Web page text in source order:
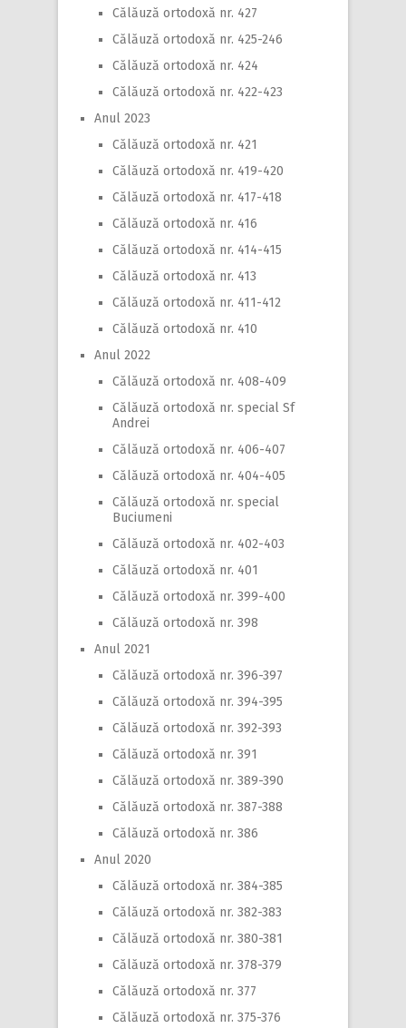
Călăuză ortodoxă nr. 427
Călăuză ortodoxă nr. 425-246
Călăuză ortodoxă nr. 424
Călăuză ortodoxă nr. 422-423
Anul 2023
Călăuză ortodoxă nr. 421
Călăuză ortodoxă nr. 419-420
Călăuză ortodoxă nr. 417-418
Călăuză ortodoxă nr. 416
Călăuză ortodoxă nr. 414-415
Călăuză ortodoxă nr. 413
Călăuză ortodoxă nr. 411-412
Călăuză ortodoxă nr. 410
Anul 2022
Călăuză ortodoxă nr. 408-409
Călăuză ortodoxă nr. special Sf
Andrei
Călăuză ortodoxă nr. 406-407
Călăuză ortodoxă nr. 404-405
Călăuză ortodoxă nr. special
Buciumeni
Călăuză ortodoxă nr. 402-403
Călăuză ortodoxă nr. 401
Călăuză ortodoxă nr. 399-400
Călăuză ortodoxă nr. 398
Anul 2021
Călăuză ortodoxă nr. 396-397
Călăuză ortodoxă nr. 394-395
Călăuză ortodoxă nr. 392-393
Călăuză ortodoxă nr. 391
Călăuză ortodoxă nr. 389-390
Călăuză ortodoxă nr. 387-388
Călăuză ortodoxă nr. 386
Anul 2020
Călăuză ortodoxă nr. 384-385
Călăuză ortodoxă nr. 382-383
Călăuză ortodoxă nr. 380-381
Călăuză ortodoxă nr. 378-379
Călăuză ortodoxă nr. 377
Călăuză ortodoxă nr. 375-376